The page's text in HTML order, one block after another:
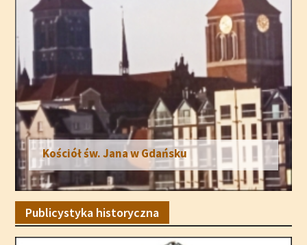
Kościół św. Jana w Gdańsku
Publicystyka historyczna